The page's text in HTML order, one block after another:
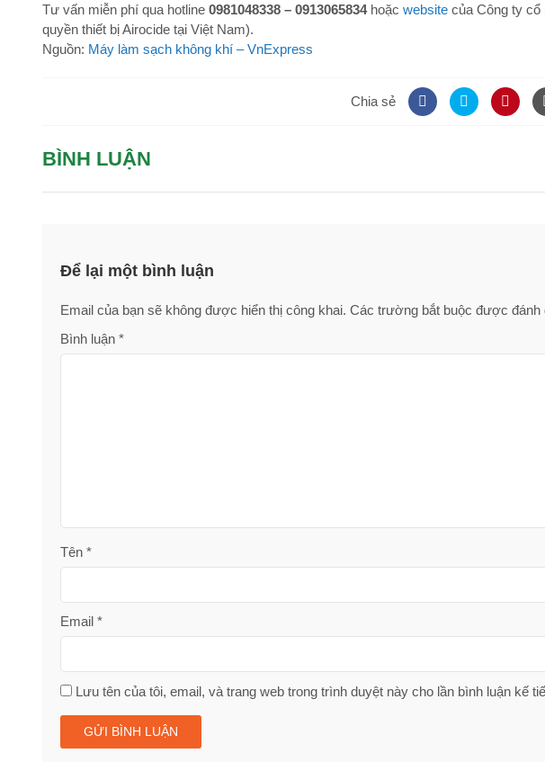
Tư vấn miễn phí qua hotline 0981048338 – 0913065834hoặc website của Công ty cổ
quyền thiết bị Airocide tại Việt Nam).
Nguồn: Máy làm sạch không khí – VnExpress
Chia sẻ
BÌNH LUẬN
Để lại một bình luận
Email của bạn sẽ không được hiển thị công khai. Các trường bắt buộc được đánh
Bình luận *
Tên *
Email *
Lưu tên của tôi, email, và trang web trong trình duyệt này cho lần bình luận kế